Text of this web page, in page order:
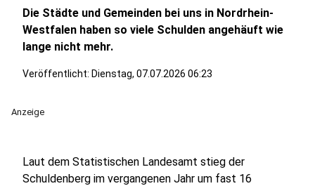
Die Städte und Gemeinden bei uns in Nordrhein-
Westfalen haben so viele Schulden angehäuft wie
lange nicht mehr.
Veröffentlicht: Dienstag, 07.07.2026 06:23
Anzeige
Laut dem Statistischen Landesamt stieg der
Schuldenberg im vergangenen Jahr um fast 16